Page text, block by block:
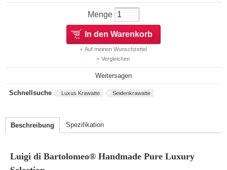
Menge
In den Warenkorb
Auf meinen Wunschzettel
Vergleichen
Weitersagen
Schnellsuche Luxus Krawatte Seidenkrawatte
Beschreibung Spezifikation
Luigi di Bartolomeo® Handmade Pure Luxury